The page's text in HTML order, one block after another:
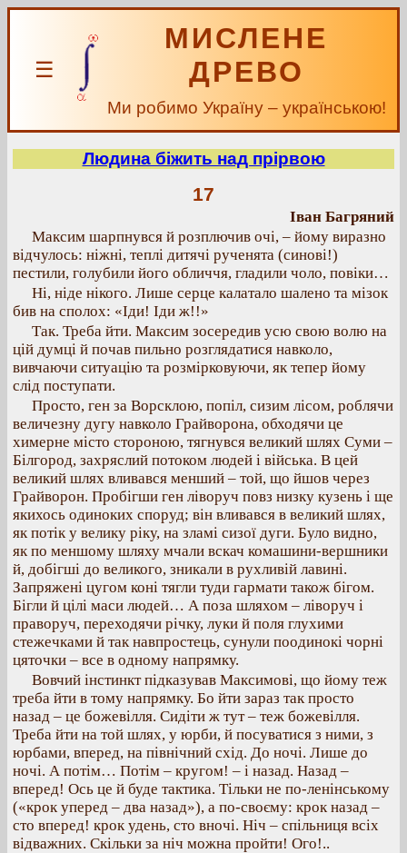
☰
МИСЛЕНЕ
ДРЕВО
Ми робимо Україну – українською!
Людина біжить над прірвою
17
Іван Багряний
Максим шарпнувся й розплючив очі, – йому виразно
відчулось: ніжні, теплі дитячі рученята (синові!)
пестили, голубили його обличчя, гладили чоло, повіки…
Ні, ніде нікого. Лише серце калатало шалено та мізок
бив на сполох: «Іди! Іди ж!!»
Так. Треба йти. Максим зосередив усю свою волю на
цій думці й почав пильно розглядатися навколо,
вивчаючи ситуацію та розмірковуючи, як тепер йому
слід поступати.
Просто, ген за Ворсклою, попіл, сизим лісом, роблячи
величезну дугу навколо Грайворона, обходячи це
химерне місто стороною, тягнувся великий шлях Суми –
Білгород, захряслий потоком людей і війська. В цей
великий шлях вливався менший – той, що йшов через
Грайворон. Пробігши ген ліворуч повз низку кузень і ще
якихось одиноких споруд; він вливався в великий шлях,
як потік у велику ріку, на зламі сизої дуги. Було видно,
як по меншому шляху мчали вскач комашини-вершники
й, добігші до великого, зникали в рухливій лавині.
Запряжені цугом коні тягли туди гармати також бігом.
Бігли й цілі маси людей… А поза шляхом – ліворуч і
праворуч, переходячи річку, луки й поля глухими
стежечками й так навпростець, сунули поодинокі чорні
цяточки – все в одному напрямку.
Вовчий інстинкт підказував Максимові, що йому теж
треба йти в тому напрямку. Бо йти зараз так просто
назад – це божевілля. Сидіти ж тут – теж божевілля.
Треба йти на той шлях, у юрби, й посуватися з ними, з
юрбами, вперед, на північний схід. До ночі. Лише до
ночі. А потім… Потім – кругом! – і назад. Назад –
вперед! Ось це й буде тактика. Тільки не по-ленінському
(«крок уперед – два назад»), а по-своєму: крок назад –
сто вперед! крок удень, сто вночі. Ніч – спільниця всіх
відважних. Скільки за ніч можна пройти! Ого!..